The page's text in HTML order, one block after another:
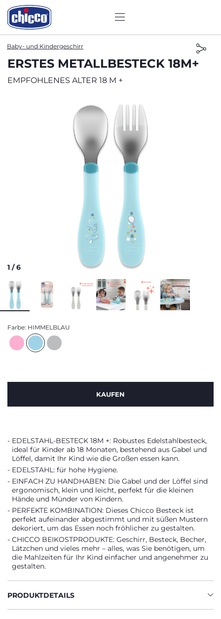
Baby- und Kindergeschirr
ERSTES METALLBESTECK 18M+
EMPFOHLENES ALTER 18 M +
1 /6
Farbe: HIMMELBLAU
KAUFEN
EDELSTAHL-BESTECK 18M +: Robustes Edelstahlbesteck,
ideal für Kinder ab 18 Monaten, bestehend aus Gabel und
Löffel, damit Ihr Kind wie die Großen essen kann.
EDELSTAHL: für hohe Hygiene.
EINFACH ZU HANDHABEN: Die Gabel und der Löffel sind
ergonomisch, klein und leicht, perfekt für die kleinen
Hände und Münder von Kindern.
PERFEKTE KOMBINATION: Dieses Chicco Besteck ist
perfekt aufeinander abgestimmt und mit süßen Mustern
dekoriert, um das Essen noch fröhlicher zu gestalten.
CHICCO BEIKOSTPRODUKTE: Geschirr, Besteck, Becher,
Lätzchen und vieles mehr – alles, was Sie benötigen, um
die Mahlzeiten für Ihr Kind einfacher und angenehmer zu
gestalten.
PRODUKTDETAILS